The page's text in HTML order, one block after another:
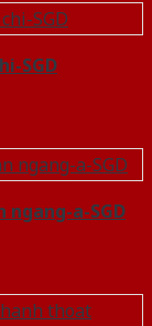
SGD
ngang-a-SGD